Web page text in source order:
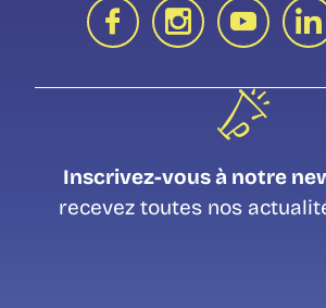
Inscrivez-vous à notre
recevez toutes nos